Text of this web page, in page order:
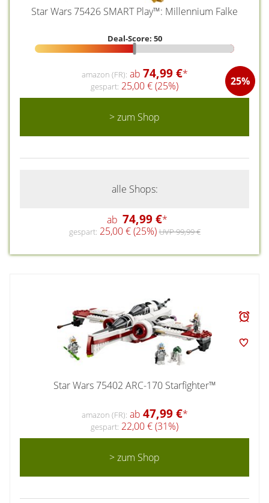
Star Wars 75426 SMART Play™: Millennium Falke
Deal-Score: 50
amazon (FR): ab 74,99 €*
25%
gespart: 25,00 € (25%)
> zum Shop
alle Shops:
ab 74,99 €*
gespart: 25,00 € (25%)UVP 99,99 €
Star Wars 75402 ARC-170 Starfighter™
amazon (FR): ab 47,99 €*
gespart: 22,00 € (31%)
> zum Shop